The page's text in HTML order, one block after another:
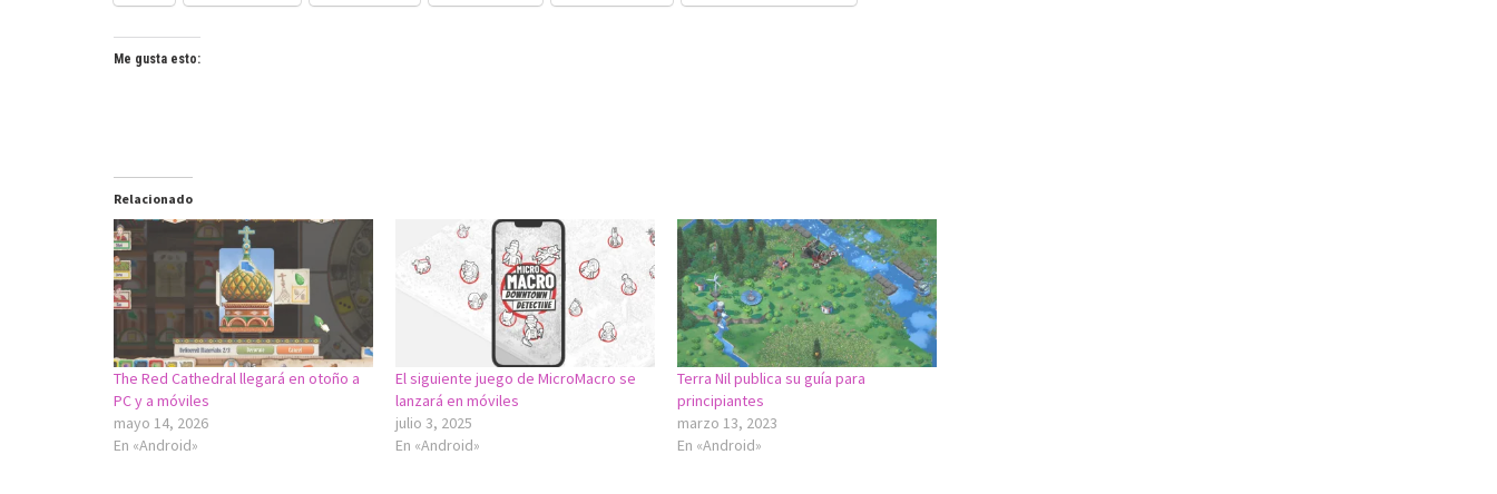
Me gusta esto:
Relacionado
The Red Cathedral llegará en otoño a
PC y a móviles
mayo 14, 2026
En «Android»
El siguiente juego de MicroMacro se
lanzará en móviles
julio 3, 2025
En «Android»
Terra Nil publica su guía para
principiantes
marzo 13, 2023
En «Android»